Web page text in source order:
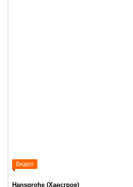
Видео
Hansgrohe (Хансгрое)